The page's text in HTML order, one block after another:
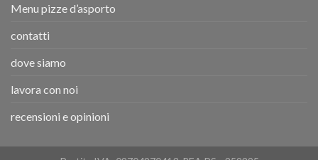
Menu pizze d’asporto
contatti
dove siamo
lavora con noi
recensioni e opinioni